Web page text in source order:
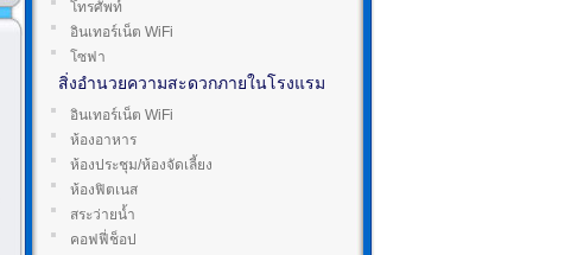
โทรศัพท์
อินเทอร์เน็ต WiFi
โซฟา
สิ่งอำนวยความสะดวกภายในโรงแรม
อินเทอร์เน็ต WiFi
ห้องอาหาร
ห้องประชุม/ห้องจัดเลี้ยง
ห้องฟิตเนส
สระว่ายน้ำ
คอฟฟี่ช็อป